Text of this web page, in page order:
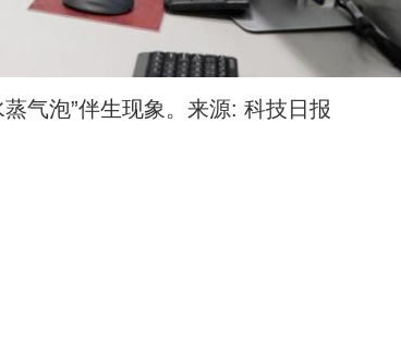
气泡”伴生现象。来源: 科技日报